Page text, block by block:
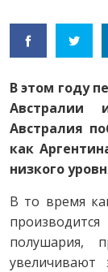
В этом году
Австралии
Австралия
как
низкого
В то время
полушария,